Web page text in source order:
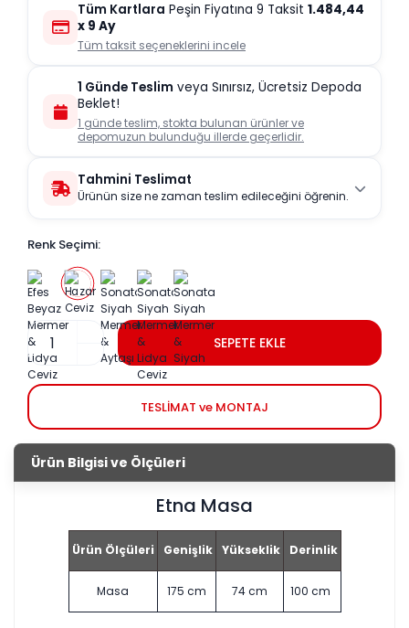
Tüm Kartlara Peşin Fiyatına 9 Taksit 1.484,44
x 9 Ay
Tüm taksit seçeneklerini incele
1 Günde Teslim veya Sınırsız, Ücretsiz Depoda
Beklet!
1 günde teslim, stokta bulunan ürünler ve
depomuzun bulunduğu illerde geçerlidir.
Tahmini Teslimat
Ürünün size ne zaman teslim edileceğini öğrenin.
Renk Seçimi:
SEPETE EKLE
TESLİMAT ve MONTAJ
Ürün Bilgisi ve Ölçüleri
Etna Masa
Ürün Ölçüleri Genişlik Yükseklik Derinlik
Masa 175 cm 74 cm 100 cm